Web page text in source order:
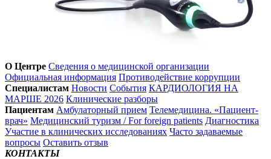
О Центре Сведения о медицинской организации
Официальная информация Противодействие коррупции
Специалистам Новости События КАРДИОЛОГИЯ НА
МАРШЕ 2026 Клинические разборы
Пациентам Амбулаторный прием Телемедицина. «Пациент-
врач» Медицинский туризм / For foreign patients Диагностика
Участие в клинических исследованиях Часто задаваемые
вопросы Оставить отзыв
КОНТАКТЫ